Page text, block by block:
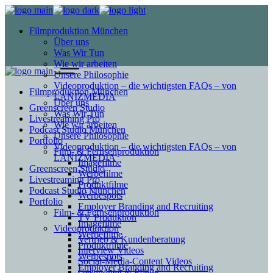
Filmproduktion München
Über uns
Was Wir Tun
Wie wir arbeiten
Unsere Philosophie
Videoproduktion – die wichtigsten FAQs – von
LANIZMEDIA
Greenscreen Studio
Livestreaming Pro
Podcast Studio München
Portfolio
Film- & Fernsehproduktion
Imagefilme
Werbefilme
Produktfilme
Werbespots
Employer Branding and Recruiting
TV Produktion
Videoproduktion
Vertrieb & Kundenberatung
Interview Videos
Social-Media-Content Videos
Filmproduktion München
Über uns
Was Wir Tun
Wie wir arbeiten
Unsere Philosophie
Videoproduktion – die wichtigsten FAQs – von
LANIZMEDIA
Greenscreen Studio
Livestreaming Pro
Podcast Studio München
Portfolio
Film- & Fernsehproduktion
Imagefilme
Werbefilme
Produktfilme
Werbespots
Employer Branding and Recruiting